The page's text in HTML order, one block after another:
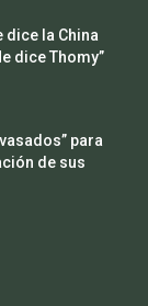
dice la China
dice Thomy”
para
de sus